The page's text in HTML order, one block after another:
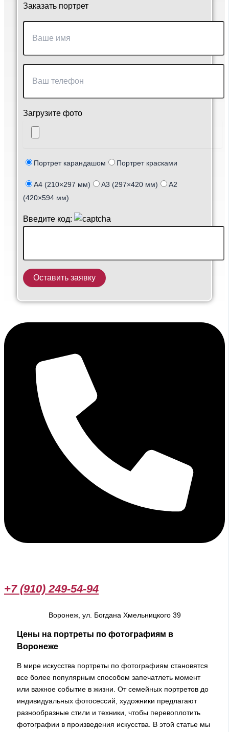
Заказать портрет
Загрузите фото
Портрет карандашом Портрет красками
А4 (210×297 мм) А3 (297×420 мм)
А2
(420×594 мм)
Введите код:
+7 (910) 249-54-94
Воронеж, ул. Богдана Хмельницкого 39
Цены на портреты по фотографиям в
Воронеже
В мире искусства портреты по фотографиям становятся
все более популярным способом запечатлеть момент
или важное событие в жизни. От семейных портретов до
индивидуальных фотосессий, художники предлагают
разнообразные стили и техники, чтобы перевоплотить
фотографии в произведения искусства. В этой статье мы